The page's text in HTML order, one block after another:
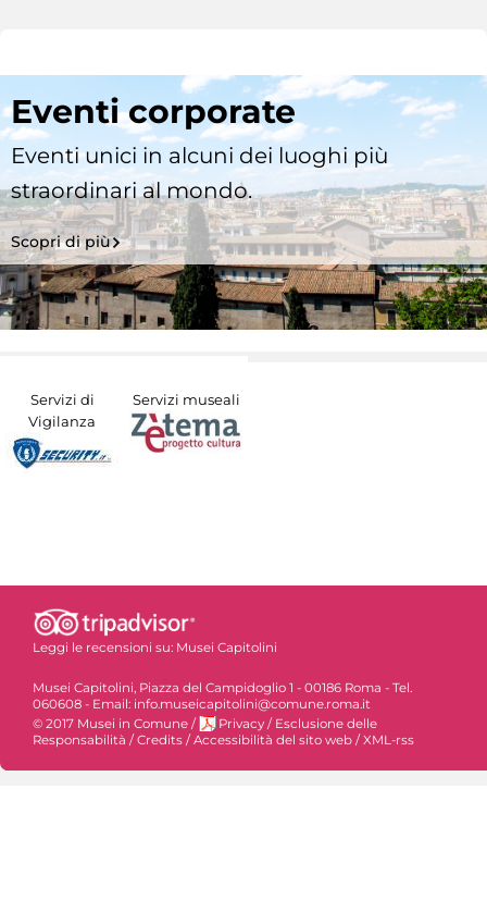
Eventi corporate
Eventi unici in alcuni dei luoghi più
straordinari al mondo.
Scopri di più
Servizi di
Vigilanza
Servizi museali
Leggi le recensioni su: Musei Capitolini
Musei Capitolini, Piazza del Campidoglio 1 - 00186 Roma - Tel.
060608 - Email: info.museicapitolini@comune.roma.it
© 2017 Musei in Comune / Privacy / Esclusione delle
Responsabilità /Credits /Accessibilità del sito web /XML-rss